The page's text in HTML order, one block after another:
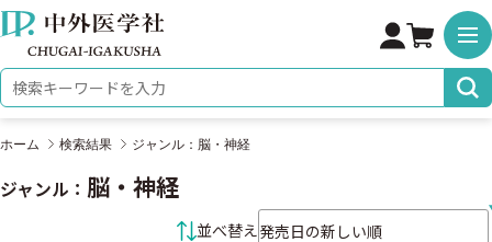
株式会社 中外医学社
検索キーワード
ホーム 検索結果 ジャンル：脳・神経
ジャンル： 脳・神経
並べ替え並べ替え条件